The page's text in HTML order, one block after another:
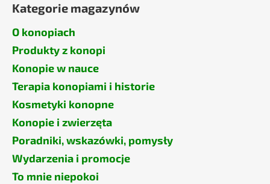
Kategorie magazynów
O konopiach
Produkty z konopi
Konopie w nauce
Terapia konopiami i historie
Kosmetyki konopne
Konopie i zwierzęta
Poradniki, wskazówki, pomysły
Wydarzenia i promocje
To mnie niepokoi